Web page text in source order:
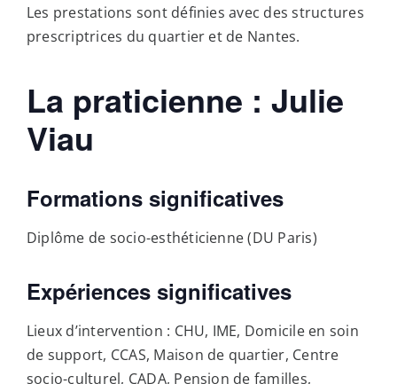
Les prestations sont définies avec des structures
prescriptrices du quartier et de Nantes.
La praticienne : Julie
Viau
Formations significatives
Diplôme de socio-esthéticienne (DU Paris)
Expériences significatives
Lieux d’intervention : CHU, IME, Domicile en soin
de support, CCAS, Maison de quartier, Centre
socio-culturel, CADA, Pension de familles,